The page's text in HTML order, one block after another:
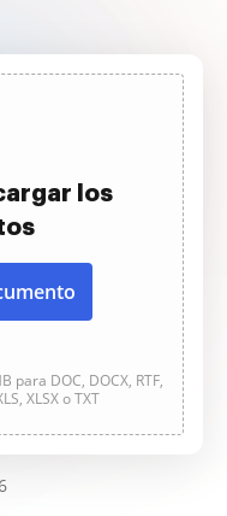
los
para DOC, DOCX, RTF,
XLSX o TXT